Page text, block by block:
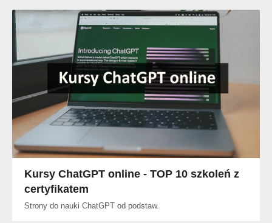
Kursy ChatGPT online - TOP 10 szkoleń z
certyfikatem
Strony do nauki ChatGPT od podstaw.